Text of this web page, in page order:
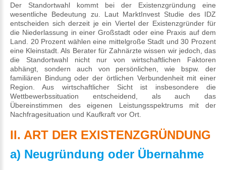
Der Standortwahl kommt bei der Existenzgründung eine
wesentliche Bedeutung zu. Laut MarktInvest Studie des IDZ
entscheiden sich derzeit je ein Viertel der Existenzgründer für
die Niederlassung in einer Großstadt oder eine Praxis auf dem
Land. 20 Prozent wählen eine mittelgroße Stadt und 30 Prozent
eine Kleinstadt. Als Berater für Zahnärzte wissen wir jedoch, das
die Standortwahl nicht nur von wirtschaftlichen Faktoren
abhängt, sondern auch von persönlichen, wie bspw. der
familiären Bindung oder der örtlichen Verbundenheit mit einer
Region. Aus wirtschaftlicher Sicht ist insbesondere die
Wettbewerbssituation entscheidend, als auch das
Übereinstimmen des eigenen Leistungsspektrums mit der
Nachfragesituation und Kaufkraft vor Ort.
II. ART DER EXISTENZGRÜNDUNG
a) Neugründung oder Übernahme